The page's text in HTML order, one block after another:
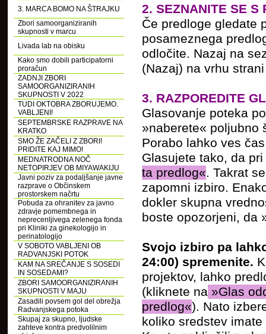
3. MARCA BOMO NA ŠTRAJKU
Zbori samoorganiziranih
skupnosti v marcu
Livada lab na obisku
Kako smo dobili participatorni
proračun
ZADNJI ZBORI
SAMOORGANIZIRANIH
SKUPNOSTI V 2022
TUDI OKTOBRA ZBORUJEMO.
VABLJENI!
SEPTEMBRSKE RAZPRAVE NA
KRATKO
SMO ŽE ZAČELI Z ZBORI!
PRIDITE KAJ MIMO!
MEDNATRODNA NOČ
NETOPIRJEV OB MIYAWAKIJU
Javni poziv za podaljšanje javne
razprave o Občinskem
prostorskem načrtu
Pobuda za ohranitev za javno
zdravje pomembnega in
neprecenljivega zelenega fonda
pri Kliniki za ginekologijo in
perinatologijo
V SOBOTO VABLJENI OB
RADVANJSKI POTOK
KAM NA SREČANJE S SOSEDI
IN SOSEDAMI?
ZBORI SAMOORGANIZIRANIH
SKUPNOSTI V MAJU
Zasadili povsem gol del obrežja
Radvanjskega potoka
Skupaj za skupno, ljudske
zahteve kontra predvolilnim
2. SEZNANITE SE S
Če predloge gledate
posameznega
odločite. Nazaj na
(Nazaj) na vrhu
3. RAZPOREDITE
Glasovanje poteka
»naberete« poljubno
Porabo lahko ves
Glasujete tako, da
ta predlog«. Takrat
zapomni izbiro.
dokler skupna
boste opozorjeni, da
Svojo izbiro pa
24:00) spremenite.
projektov, lahko
(kliknete na »Glas
predlog«). Nato
koliko sredstev